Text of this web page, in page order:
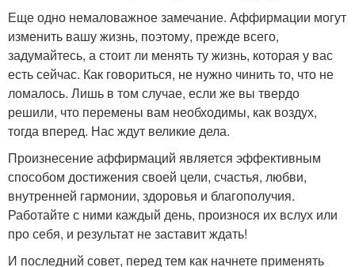
Еще одно немаловажное замечание. Аффирмации могут
изменить вашу жизнь, поэтому, прежде всего,
задумайтесь, а стоит ли менять ту жизнь, которая у вас
есть сейчас. Как говориться, не нужно чинить то, что не
ломалось. Лишь в том случае, если же вы твердо
решили, что перемены вам необходимы, как воздух,
тогда вперед. Нас ждут великие дела.
Произнесение аффирмаций является эффективным
способом достижения своей цели, счастья, любви,
внутренней гармонии, здоровья и благополучия.
Работайте с ними каждый день, произнося их вслух или
про себя, и результат не заставит ждать!
И последний совет, перед тем как начнете применять